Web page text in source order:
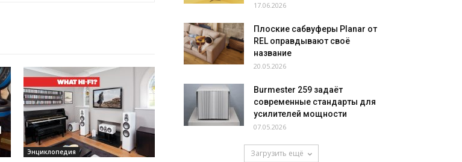
Энциклопедия
17.06.2026
Плоские сабвуферы Planar от
REL оправдывают своё
название
20.05.2026
Burmester 259 задаёт
современные стандарты для
усилителей мощности
07.05.2026
Загрузить ещё